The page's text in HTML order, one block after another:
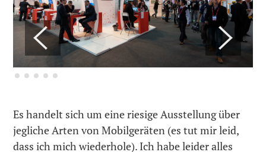
Es handelt sich um eine riesige Ausstellung über
jegliche Arten von Mobilgeräten (es tut mir leid,
dass ich mich wiederhole). Ich habe leider alles